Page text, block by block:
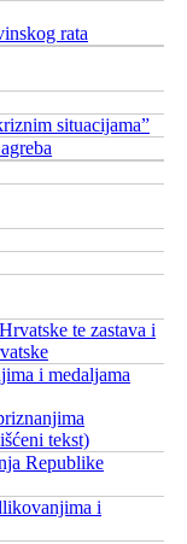
rata
situacijama”
te zastava i
i medaljama
tekst)
Republike
i